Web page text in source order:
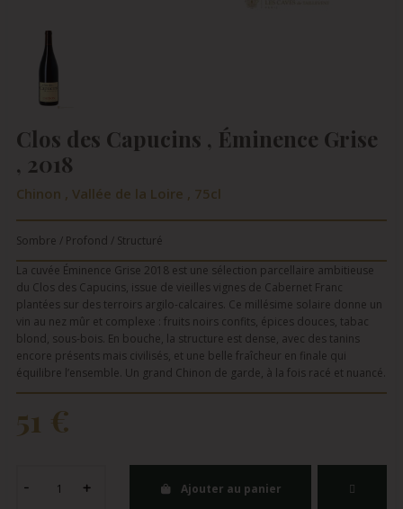
Clos des Capucins , Éminence Grise
, 2018
Chinon , Vallée de la Loire , 75cl
Sombre / Profond / Structuré
La cuvée Éminence Grise 2018 est une sélection parcellaire ambitieuse
du Clos des Capucins, issue de vieilles vignes de Cabernet Franc
plantées sur des terroirs argilo-calcaires. Ce millésime solaire donne un
vin au nez mûr et complexe : fruits noirs confits, épices douces, tabac
blond, sous-bois. En bouche, la structure est dense, avec des tanins
encore présents mais civilisés, et une belle fraîcheur en finale qui
équilibre l’ensemble. Un grand Chinon de garde, à la fois racé et nuancé.
51 €
Ajouter au panier